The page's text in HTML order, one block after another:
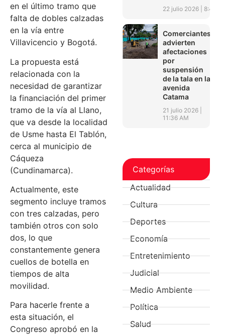
en el último tramo que
falta de dobles calzadas
en la vía entre
Villavicencio y Bogotá.
La propuesta está
relacionada con la
necesidad de garantizar
la financiación del primer
tramo de la vía al Llano,
que va desde la localidad
de Usme hasta El Tablón,
cerca al municipio de
Cáqueza
(Cundinamarca).
Actualmente, este
segmento incluye tramos
con tres calzadas, pero
también otros con solo
dos, lo que
constantemente genera
cuellos de botella en
tiempos de alta
movilidad.
Para hacerle frente a
esta situación, el
Congreso aprobó en la
22 julio 2026 8:45
Comerciantes
advierten
afectaciones
por
suspensión
de la tala en la
avenida
Catama
21 julio 2026
11:36 AM
Categorías
Actualidad
Cultura
Deportes
Economía
Entretenimiento
Judicial
Medio Ambiente
Política
Salud